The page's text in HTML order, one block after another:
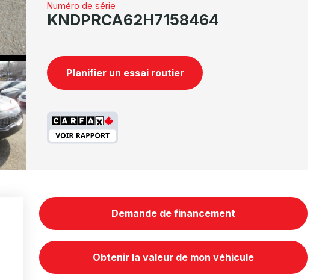
Numéro de série
KNDPRCA62H7158464
Planifier un essai routier
Demande de financement
Obtenir la valeur de mon véhicule